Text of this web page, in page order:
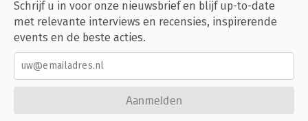
Schrijf u in voor onze nieuwsbrief en blijf up-to-date
met relevante interviews en recensies, inspirerende
events en de beste acties.
Aanmelden